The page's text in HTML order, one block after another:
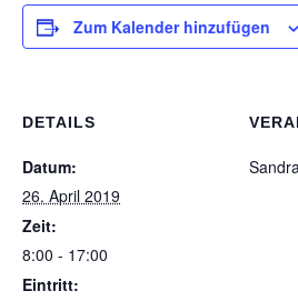
Zum Kalender hinzufügen
DETAILS
Datum:
26. April 2019
Zeit:
8:00 - 17:00
Eintritt: